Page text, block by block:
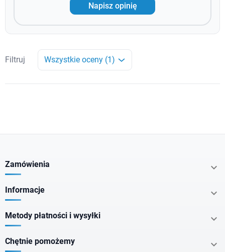
Napisz opinię
Filtruj Wszystkie oceny (1)
Zamówienia 
Informacje 
Metody płatności i wysyłki 
Chętnie pomożemy 